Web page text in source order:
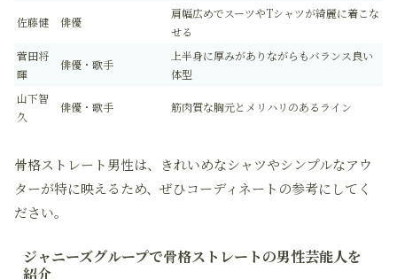
佐藤健 俳優
肩幅広めでスーツやTシャツが綺麗に着こな
せる
菅田将
暉
俳優・歌手
上半身に厚みがありながらもバランス良い
体型
山下智
久
俳優・歌手 筋肉質な胸元とメリハリのあるライン
骨格ストレート男性は、きれいめなシャツやシンプルなアウ
ターが特に映えるため、ぜひコーディネートの参考にしてく
ださい。
ジャニーズグループで骨格ストレートの男性芸能人を
紹介